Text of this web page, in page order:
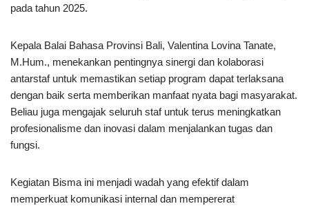
pada tahun 2025.
Kepala Balai Bahasa Provinsi Bali, Valentina Lovina Tanate,
M.Hum., menekankan pentingnya sinergi dan kolaborasi
antarstaf untuk memastikan setiap program dapat terlaksana
dengan baik serta memberikan manfaat nyata bagi masyarakat.
Beliau juga mengajak seluruh staf untuk terus meningkatkan
profesionalisme dan inovasi dalam menjalankan tugas dan
fungsi.
Kegiatan Bisma ini menjadi wadah yang efektif dalam
memperkuat komunikasi internal dan mempererat